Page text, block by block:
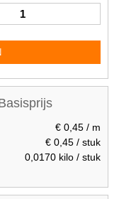
€ 0,45/ m
€ 0,45/ stuk
0,0170 kilo / stuk